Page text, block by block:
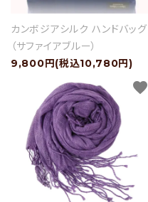
カンボジアシルク ハンドバッグ
（サファイアブルー）
9,800円(税込10,780円)
favorite